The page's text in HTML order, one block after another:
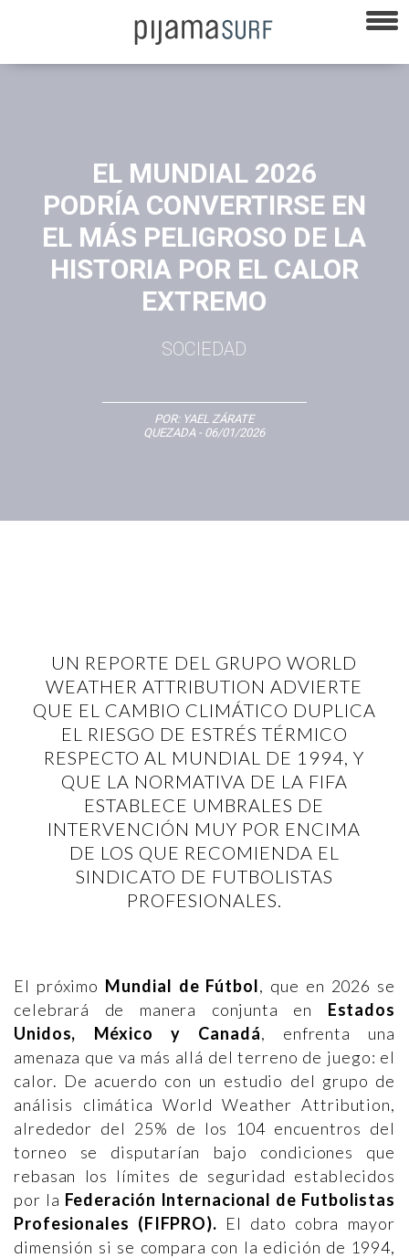
EL MUNDIAL 2026
PODRÍA CONVERTIRSE EN
EL MÁS PELIGROSO DE LA
HISTORIA POR EL CALOR
EXTREMO
SOCIEDAD
POR: YAEL ZÁRATE
QUEZADA - 06/01/2026
UN REPORTE DEL GRUPO WORLD
WEATHER ATTRIBUTION ADVIERTE
QUE EL CAMBIO CLIMÁTICO DUPLICA
EL RIESGO DE ESTRÉS TÉRMICO
RESPECTO AL MUNDIAL DE 1994, Y
QUE LA NORMATIVA DE LA FIFA
ESTABLECE UMBRALES DE
INTERVENCIÓN MUY POR ENCIMA
DE LOS QUE RECOMIENDA EL
SINDICATO DE FUTBOLISTAS
PROFESIONALES.
El próximo Mundial de Fútbol, que en 2026 se
celebrará de manera conjunta en Estados
Unidos, México y Canadá, enfrenta una
amenaza que va más allá del terreno de juego: el
calor. De acuerdo con un estudio del grupo de
análisis climática World Weather Attribution,
alrededor del 25% de los 104 encuentros del
torneo se disputarían bajo condiciones que
rebasan los límites de seguridad establecidos
por la Federación Internacional de Futbolistas
Profesionales (FIFPRO). El dato cobra mayor
dimensión si se compara con la edición de 1994,